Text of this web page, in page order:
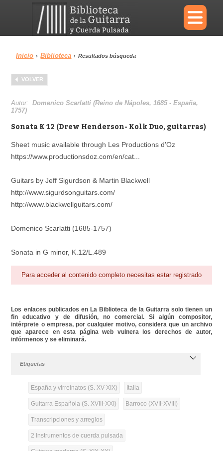
×
Menu
Biblioteca Diccionario
Área personal
Inicio › Biblioteca › Resultados búsqueda
VOLVER
Autor:Domenico Scarlatti (Reino de Nápoles, 1685 - España,
1757)
Sonata K 12 (Drew Henderson- Kolk Duo, guitarras)
Sheet music available through Les Productions d'Oz
https://www.productionsdoz.com/en/cat...
Guitars by Jeff Sigurdson & Martin Blackwell
http://www.sigurdsonguitars.com/
http://www.blackwellguitars.com/
Domenico Scarlatti (1685-1757)
Sonata in G minor, K.12/L.489
Para acceder al contenido completo necesitas estar registrado
Los enlaces publicados en La Biblioteca de la Guitarra solo tienen un
fin educativo y de difusión, no comercial. Si algún compositor,
intérprete o empresa, por cualquier motivo, considera que un archivo
que aparece en esta página web vulnera los derechos de autor,
infórmenos y se eliminará.
Etiquetas
España y virreinatos (S. XV-XIX) Italia
Guitarra Española (S. XVIII-XXI) Barroco (XVII-XVIII)
Transcripciones y arreglos
2 Instrumentos de cuerda pulsada